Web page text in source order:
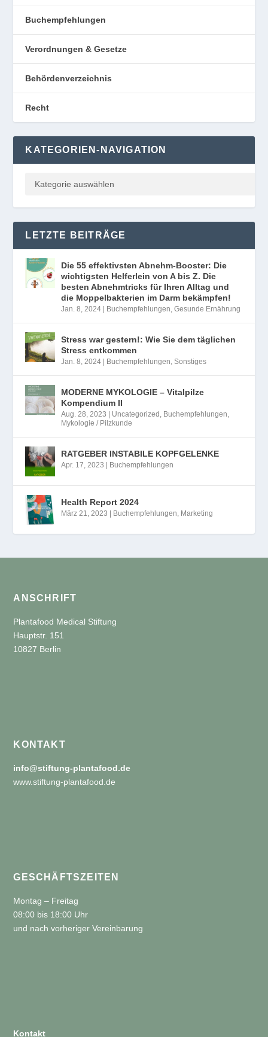
Buchempfehlungen
Verordnungen & Gesetze
Behördenverzeichnis
Recht
KATEGORIEN-NAVIGATION
LETZTE BEITRÄGE
Die 55 effektivsten Abnehm-Booster: Die
wichtigsten Helferlein von A bis Z. Die
besten Abnehmtricks für Ihren Alltag und
die Moppelbakterien im Darm bekämpfen!
Jan. 8, 2024 Buchempfehlungen,Gesunde Ernährung
Stress war gestern!: Wie Sie dem täglichen
Stress entkommen
Jan. 8, 2024 Buchempfehlungen,Sonstiges
MODERNE MYKOLOGIE – Vitalpilze
Kompendium II
Aug. 28, 2023 Uncategorized , Buchempfehlungen,
Mykologie / Pilzkunde
RATGEBER INSTABILE KOPFGELENKE
Apr. 17, 2023 Buchempfehlungen
Health Report 2024
März 21, 2023 Buchempfehlungen, Marketing
ANSCHRIFT
Plantafood Medical Stiftung
Hauptstr. 151
10827 Berlin
KONTAKT
info@stiftung-plantafood.de
www.stiftung-plantafood.de
GESCHÄFTSZEITEN
Montag – Freitag
08:00 bis 18:00 Uhr
und nach vorheriger Vereinbarung
Kontakt